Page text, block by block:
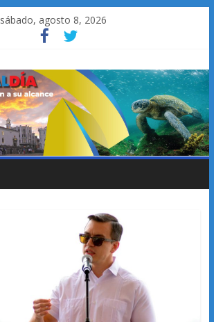
sábado, agosto 8, 2026